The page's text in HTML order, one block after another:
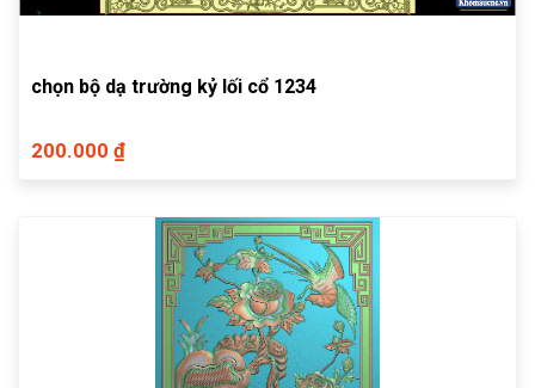
chọn bộ dạ trường kỷ lối cổ 1234
200.000 ₫